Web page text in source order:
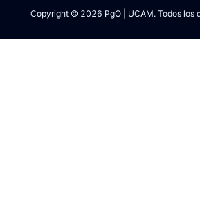
Copyright © 2026 PgO | UCAM. Todos los